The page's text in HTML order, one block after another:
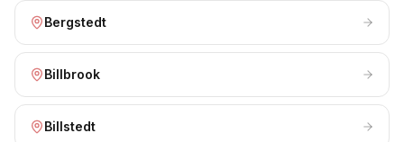
Bergstedt
Billbrook
Billstedt